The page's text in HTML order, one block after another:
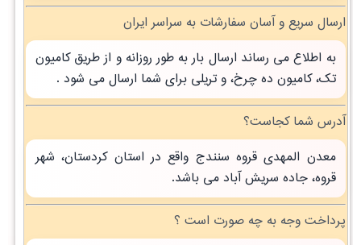
ارسال سریع و آسان سفارشات به سراسر ایران
به اطلاع می رساند ارسال بار به طور روزانه و از طریق کامیون
تک، کامیون ده چرخ، و تریلی برای شما ارسال می شود .
آدرس شما کجاست؟
معدن المهدی قروه سنندج واقع در استان کردستان، شهر
قروه، جاده سریش آباد می باشد.
پرداخت وجه به چه صورت است ؟